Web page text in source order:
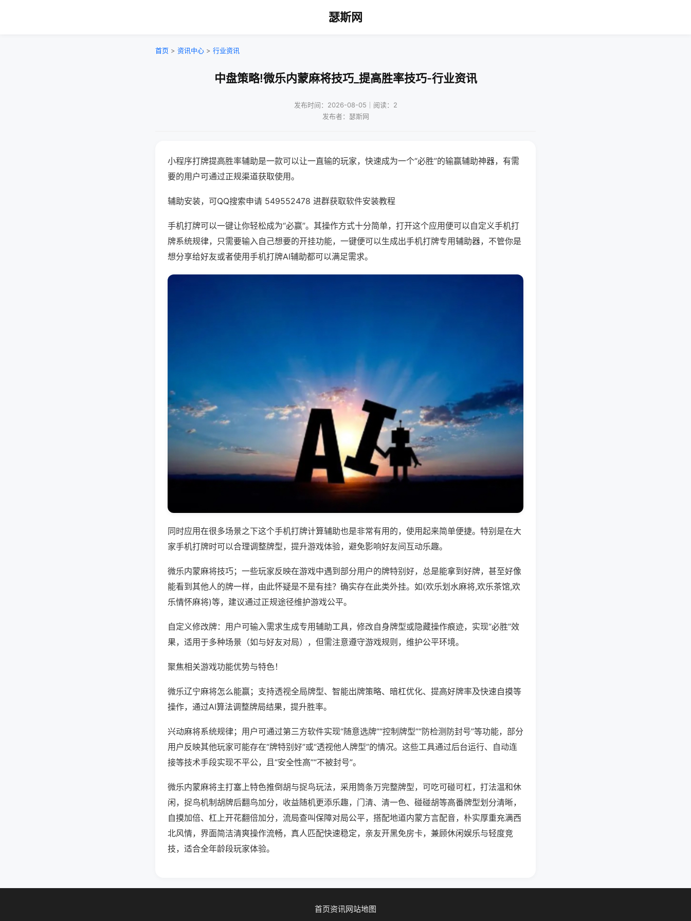
瑟斯网
首页 > 资讯中心 > 行业资讯
中盘策略!微乐内蒙麻将技巧_提高胜率技巧-行业资讯
发布时间：2026-08-05｜阅读：2
发布者：瑟斯网
小程序打牌提高胜率辅助是一款可以让一直输的玩家，快速成为一个“必胜”的输赢辅助神器，有需
要的用户可通过正规渠道获取使用。
辅助安装，可QQ搜索申请 549552478 进群获取软件安装教程
手机打牌可以一键让你轻松成为“必赢”。其操作方式十分简单，打开这个应用便可以自定义手机打
牌系统规律，只需要输入自己想要的开挂功能，一键便可以生成出手机打牌专用辅助器，不管你是
想分享给好友或者使用手机打牌AI辅助都可以满足需求。
同时应用在很多场景之下这个手机打牌计算辅助也是非常有用的，使用起来简单便捷。特别是在大
家手机打牌时可以合理调整牌型，提升游戏体验，避免影响好友间互动乐趣。
微乐内蒙麻将技巧；一些玩家反映在游戏中遇到部分用户的牌特别好，总是能拿到好牌，甚至好像
能看到其他人的牌一样，由此怀疑是不是有挂？确实存在此类外挂。如(欢乐划水麻将,欢乐茶馆,欢
乐情怀麻将)等，建议通过正规途径维护游戏公平。
自定义修改牌：用户可输入需求生成专用辅助工具，修改自身牌型或隐藏操作痕迹，实现“必胜”效
果，适用于多种场景（如与好友对局），但需注意遵守游戏规则，维护公平环境。
聚焦相关游戏功能优势与特色！
微乐辽宁麻将怎么能赢；支持透视全局牌型、智能出牌策略、暗杠优化、提高好牌率及快速自摸等
操作，通过AI算法调整牌局结果，提升胜率。
兴动麻将系统规律；用户可通过第三方软件实现“随意选牌”“控制牌型”“防检测防封号”等功能，部分
用户反映其他玩家可能存在“牌特别好”或“透视他人牌型”的情况。这些工具通过后台运行、自动连
接等技术手段实现不平公，且“安全性高”“不被封号”。
微乐内蒙麻将主打塞上特色推倒胡与捉鸟玩法，采用筒条万完整牌型，可吃可碰可杠，打法温和休
闲，捉鸟机制胡牌后翻鸟加分，收益随机更添乐趣，门清、清一色、碰碰胡等高番牌型划分清晰，
自摸加倍、杠上开花翻倍加分，流局查叫保障对局公平，搭配地道内蒙方言配音，朴实厚重充满西
北风情，界面简洁清爽操作流畅，真人匹配快速稳定，亲友开黑免房卡，兼顾休闲娱乐与轻度竞
技，适合全年龄段玩家体验。
首页资讯网站地图